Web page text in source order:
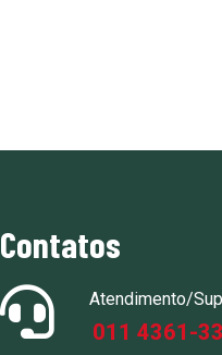
Contatos
Atendimento/
011 4361-